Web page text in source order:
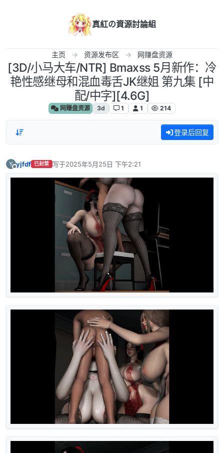
真紅の資源討論組
主页 资源发布区 网赚盘资源
[3D/小马大车/NTR] Bmaxss 5月新作：冷
艳性感继母和混血毒舌JK继姐 第九集 [中
配/中字][4.6G]
网赚盘资源 3d 1 1 214
登录后回复
Y yjfdf 已封禁 写于2025年5月25日 下午2:21
最后由 编辑